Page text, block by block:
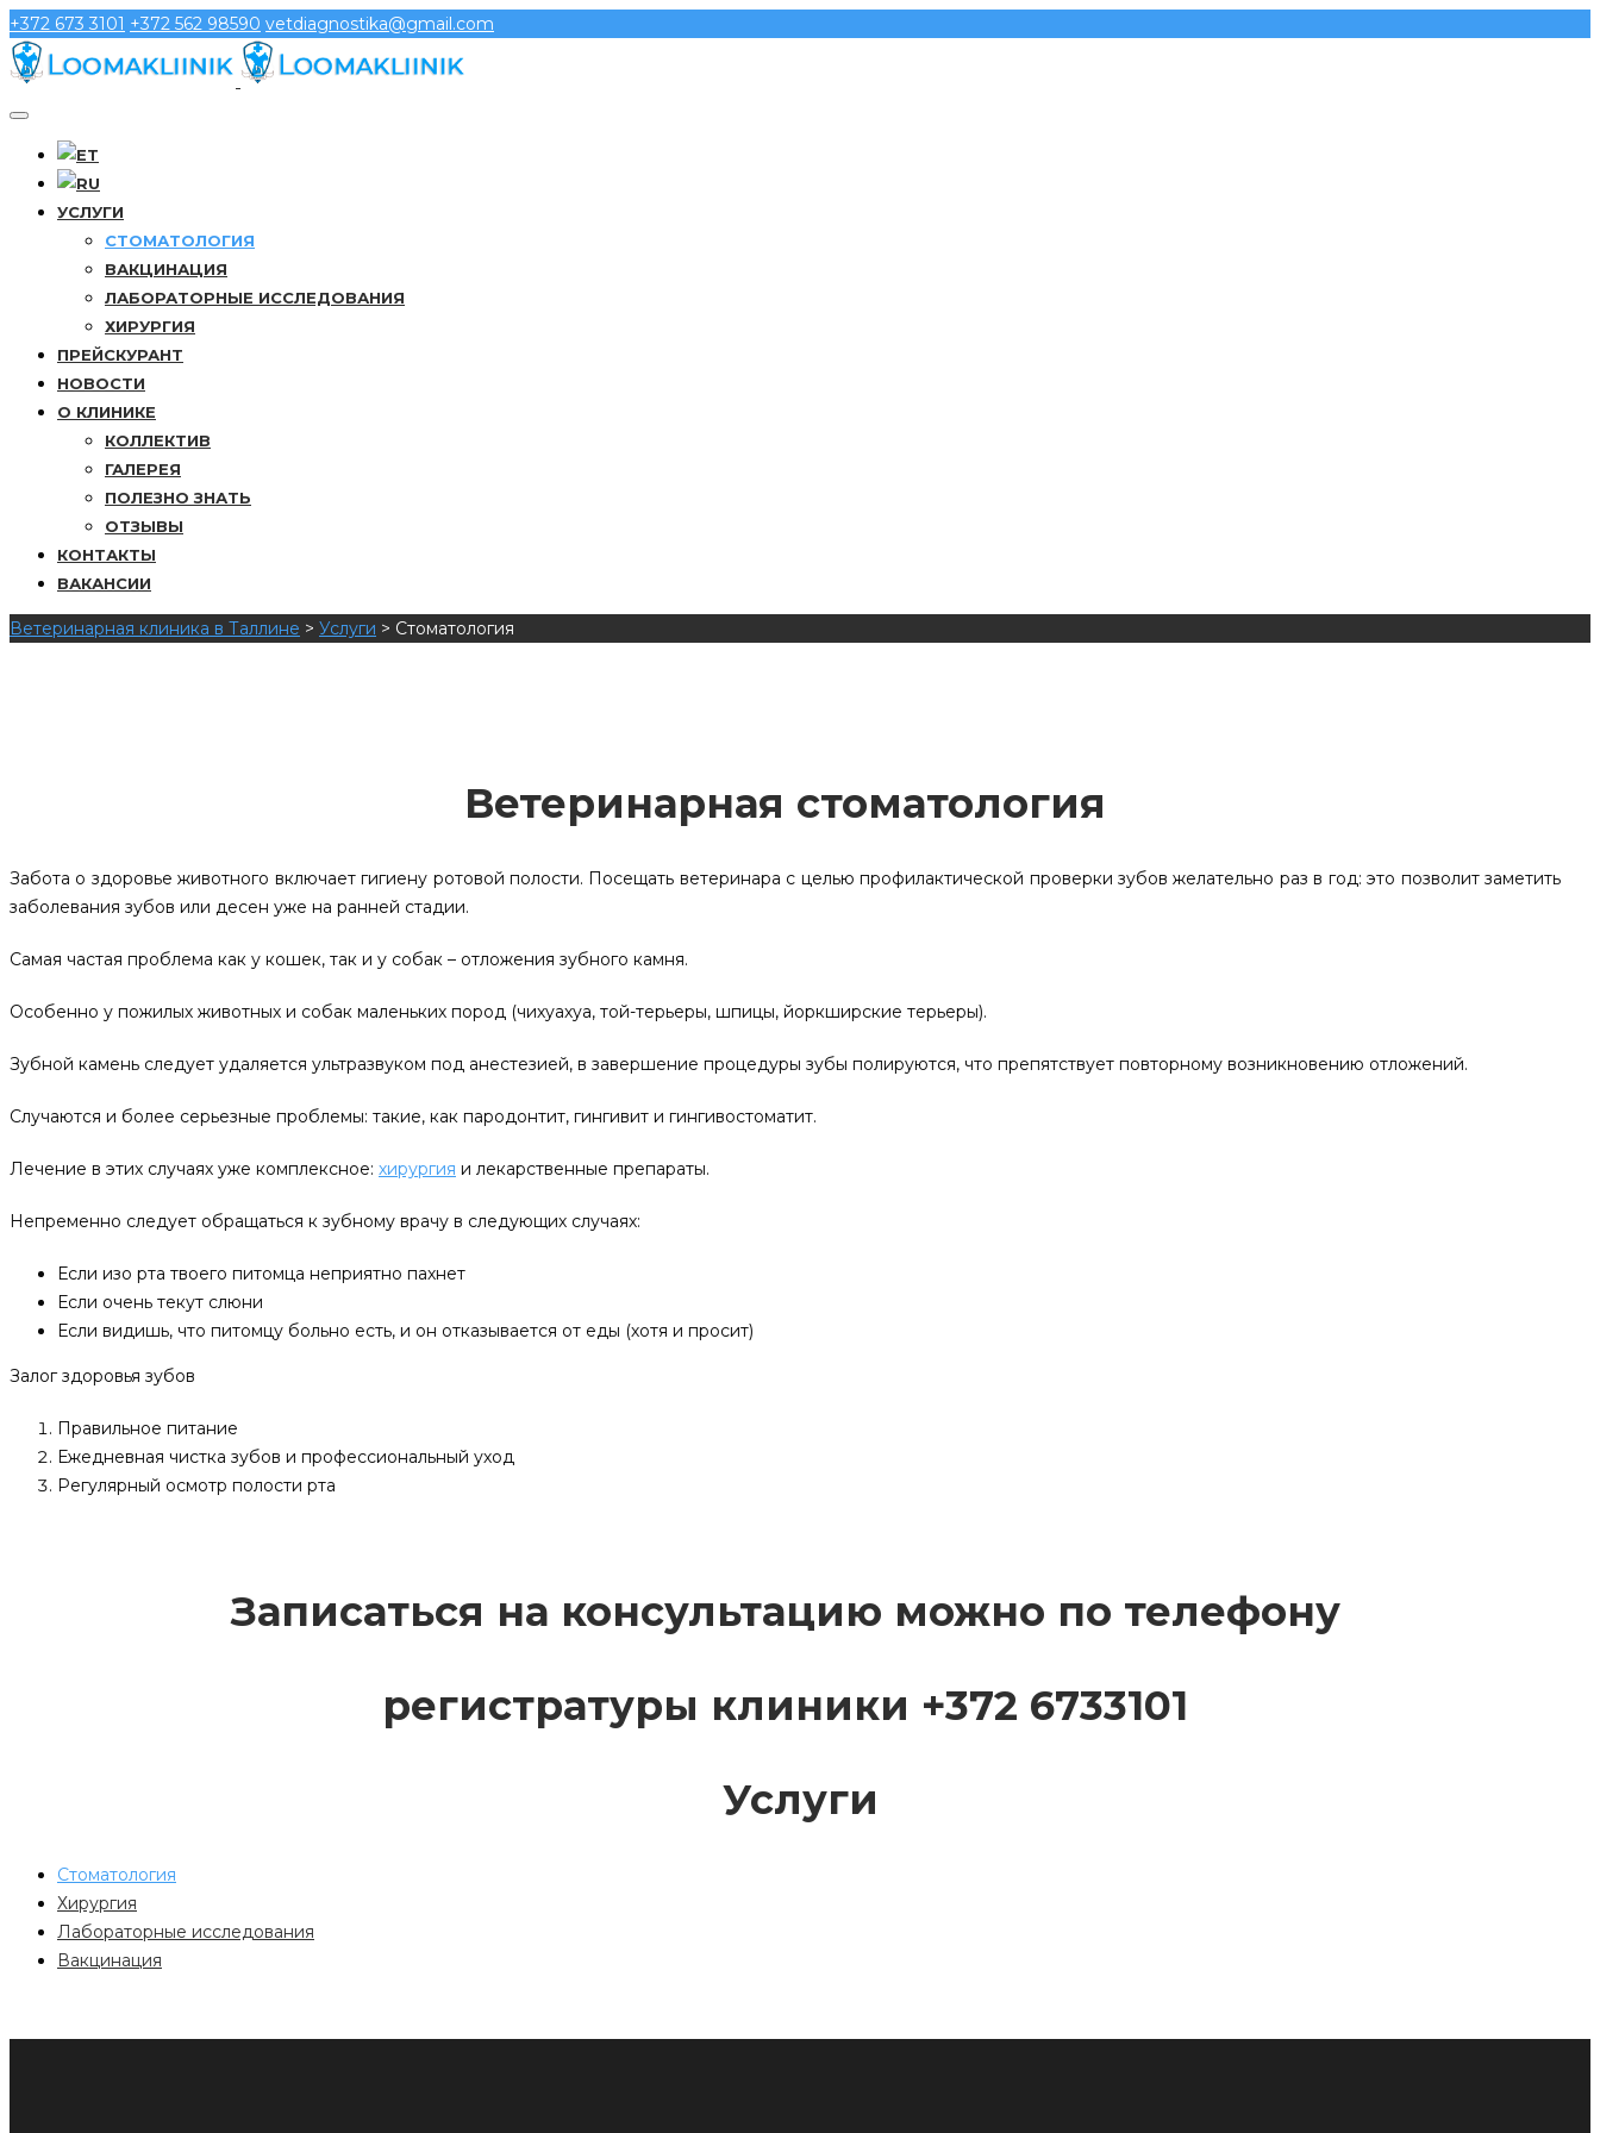
+372 673 3101 +372 562 98590 vetdiagnostika@gmail.com
УСЛУГИ
СТОМАТОЛОГИЯ
ВАКЦИНАЦИЯ
ЛАБОРАТОРНЫЕ ИССЛЕДОВАНИЯ
ХИРУРГИЯ
ПРЕЙСКУРАНТ
НОВОСТИ
О КЛИНИКЕ
КОЛЛЕКТИВ
ГАЛЕРЕЯ
ПОЛЕЗНО ЗНАТЬ
ОТЗЫВЫ
КОНТАКТЫ
ВАКАНСИИ
Ветеринарная клиника в Таллине > Услуги > Стоматология
Ветеринарная стоматология
Забота о здоровье животного включает гигиену ротовой полости. Посещать ветеринара с целью профилактической проверки зубов желательно раз в год: это позволит заметить
заболевания зубов или десен уже на ранней стадии.
Самая частая проблема как у кошек, так и у собак – отложения зубного камня.
Особенно у пожилых животных и собак маленьких пород (чихуахуа, той-терьеры, шпицы, йоркширские терьеры).
Зубной камень следует удаляется ультразвуком под анестезией, в завершение процедуры зубы полируются, что препятствует повторному возникновению отложений.
Случаются и более серьезные проблемы: такие, как пародонтит, гингивит и гингивостоматит.
Лечение в этих случаях уже комплексное: хирургия и лекарственные препараты.
Непременно следует обращаться к зубному врачу в следующих случаях:
Если изо рта твоего питомца неприятно пахнет
Если очень текут слюни
Если видишь, что питомцу больно есть, и он отказывается от еды (хотя и просит)
Залог здоровья зубов
Правильное питание
Ежедневная чистка зубов и профессиональный уход
Регулярный осмотр полости рта
Записаться на консультацию можно по телефону
регистратуры клиники +372 6733101
Услуги
Стоматология
Хирургия
Лабораторные исследования
Вакцинация